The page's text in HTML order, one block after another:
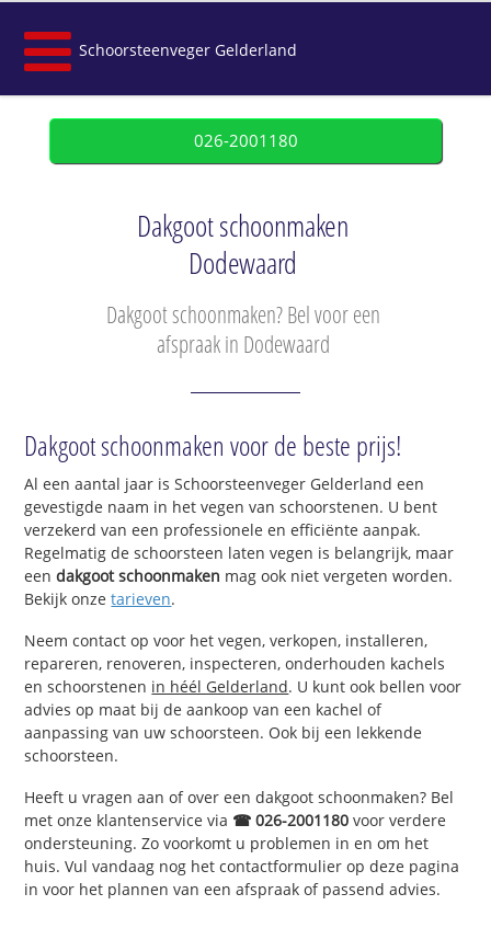
Schoorsteenveger Gelderland
026-2001180
Dakgoot schoonmaken
Dodewaard
Dakgoot schoonmaken? Bel voor een
afspraak in Dodewaard
Dakgoot schoonmaken voor de beste prijs!
Al een aantal jaar is Schoorsteenveger Gelderland een
gevestigde naam in het vegen van schoorstenen. U bent
verzekerd van een professionele en efficiënte aanpak.
Regelmatig de schoorsteen laten vegen is belangrijk, maar
eendakgoot schoonmaken mag ook niet vergeten worden.
Bekijk onzetarieven.
Neem contact op voor het vegen, verkopen, installeren,
repareren, renoveren, inspecteren, onderhouden kachels
en schoorstenen in héél Gelderland. U kunt ook bellen voor
advies op maat bij de aankoop van een kachel of
aanpassing van uw schoorsteen. Ook bij een lekkende
schoorsteen.
Heeft u vragen aan of over een dakgoot schoonmaken? Bel
met onze klantenservice via ☎ 026-2001180 voor verdere
ondersteuning. Zo voorkomt u problemen in en om het
huis. Vul vandaag nog het contactformulier op deze pagina
in voor het plannen van een afspraak of passend advies.